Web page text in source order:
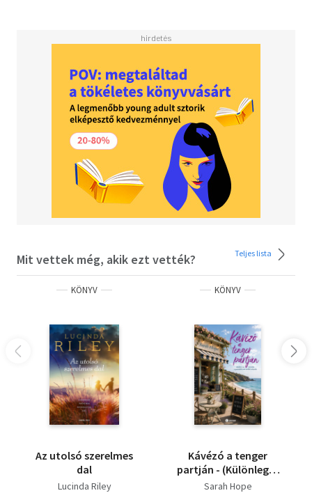
a jeltől. Ő nem Cabhan vérének érzi magát, hanem Branna
Amikor eljön az idő, és a három Sötét boszorkány a végső
leszámolásra készül, Fin visszatér Írországba, hogy
mellettük harcoljon. Nehéz legyőznie Branna
gyanakvását, és sokáig nem tudja elnyerni a bizalmát. Az
első két csatát nem tudták megnyerni, de most rájöttek,
hogy egy démonnal van dolguk, és különleges mágiára
lesz szükségük. Közösen dolgozzák ki a tervet, és Branna
többször is meggyőződik Fin hűségéről. A szenvedély és a
szerelem még mindig lángol közöttük, mégis úgy vélik,
hogy számukra nem létezik közös jövő.
Olvasd el mások véleményét is!
Mit vettek még, akik ezt vették? Teljes lista
KÖNYV
Az utolsó szerelmes
dal
Lucinda Riley
KÖNYV
Kávézó a tenger
partján - (Különleges
kiadás)
Sarah Hope